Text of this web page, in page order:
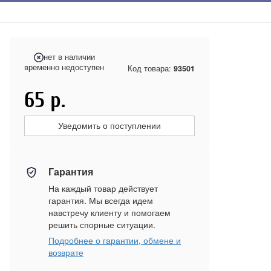
нет в наличии
временно недоступен
Код товара: 93501
65 р.
Уведомить о поступлении
Гарантия
На каждый товар действует
гарантия. Мы всегда идем
навстречу клиенту и помогаем
решить спорные ситуации.
Подробнее о гарантии, обмене и
возврате